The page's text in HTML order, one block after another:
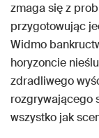
zmaga się z
przygotowując
Widmo
horyzoncie
zdradliwego
rozgrywającego
wszystko jak